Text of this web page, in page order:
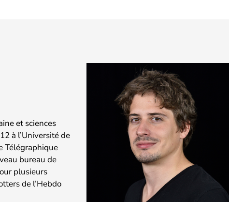
et sciences
à l’Université de
Télégraphique
bureau de
plusieurs
de l’Hebdo